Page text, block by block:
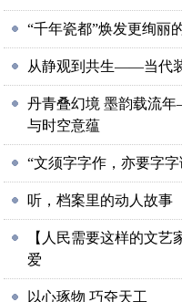
“千年瓷都”焕发更绚丽
从静观到共生——当代
丹青叠幻境 墨韵载流
与时空意蕴
“文须字字作，亦要字字
听，档案里的动人故事
【人民需要这样的文
爱
以心琢物 巧夺天工